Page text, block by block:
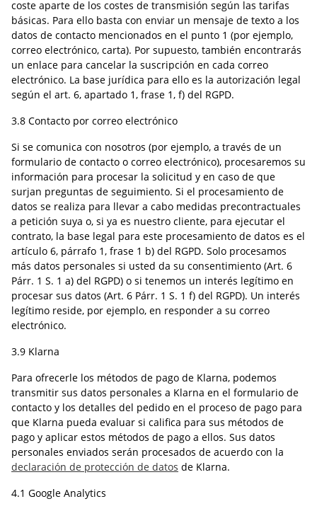
coste aparte de los costes de transmisión según las tarifas
básicas. Para ello basta con enviar un mensaje de texto a los
datos de contacto mencionados en el punto 1 (por ejemplo,
correo electrónico, carta). Por supuesto, también encontrarás
un enlace para cancelar la suscripción en cada correo
electrónico. La base jurídica para ello es la autorización legal
según el art. 6, apartado 1, frase 1, f) del RGPD.
3.8 Contacto por correo electrónico
Si se comunica con nosotros (por ejemplo, a través de un
formulario de contacto o correo electrónico), procesaremos su
información para procesar la solicitud y en caso de que
surjan preguntas de seguimiento. Si el procesamiento de
datos se realiza para llevar a cabo medidas precontractuales
a petición suya o, si ya es nuestro cliente, para ejecutar el
contrato, la base legal para este procesamiento de datos es el
artículo 6, párrafo 1, frase 1 b) del RGPD. Solo procesamos
más datos personales si usted da su consentimiento (Art. 6
Párr. 1 S. 1 a) del RGPD) o si tenemos un interés legítimo en
procesar sus datos (Art. 6 Párr. 1 S. 1 f) del RGPD). Un interés
legítimo reside, por ejemplo, en responder a su correo
electrónico.
3.9 Klarna
Para ofrecerle los métodos de pago de Klarna, podemos
transmitir sus datos personales a Klarna en el formulario de
contacto y los detalles del pedido en el proceso de pago para
que Klarna pueda evaluar si califica para sus métodos de
pago y aplicar estos métodos de pago a ellos. Sus datos
personales enviados serán procesados de acuerdo con la
declaración de protección de datos de Klarna.
4.1 Google Analytics